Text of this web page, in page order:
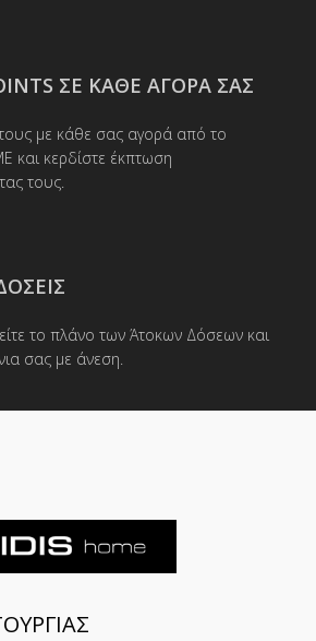
ΣΕ ΚΑΘΕ ΑΓΟΡΑ ΣΑΣ
με κάθε σας αγορά από το
και κερδίστε έκπτωση
τους.
το πλάνο των Άτοκων Δόσεων και
σας με άνεση.